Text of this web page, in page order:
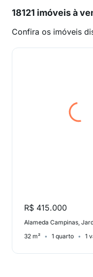
18121 imóveis à
Confira os imóveis
R$ 415.000
Alameda Campinas,
32 m²
1 quarto 1